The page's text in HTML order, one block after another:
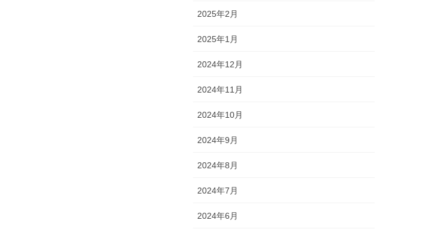
2025年2月
2025年1月
2024年12月
2024年11月
2024年10月
2024年9月
2024年8月
2024年7月
2024年6月